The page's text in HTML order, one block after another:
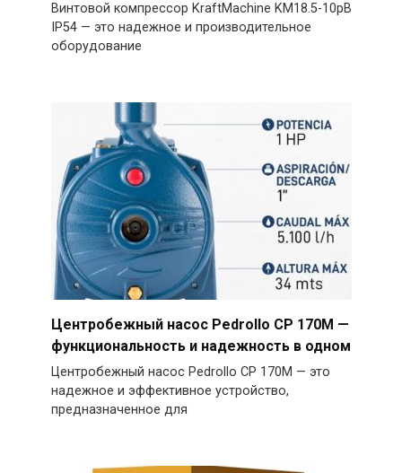
Винтовой компрессор KraftMachine KM18.5-10рВ
IP54 — это надежное и производительное
оборудование
Центробежный насос Pedrollo CP 170M —
функциональность и надежность в одном
Центробежный насос Pedrollo CP 170M — это
надежное и эффективное устройство,
предназначенное для